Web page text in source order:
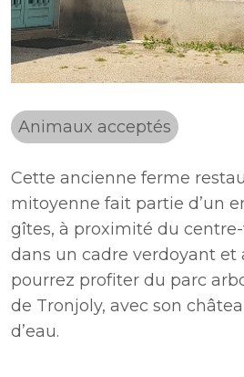
Animaux acceptés
Cette ancienne ferme
mitoyenne fait partie d’un
gîtes, à proximité du
dans un cadre verdoyant et
pourrez profiter du parc
de Tronjoly, avec son
d’eau.